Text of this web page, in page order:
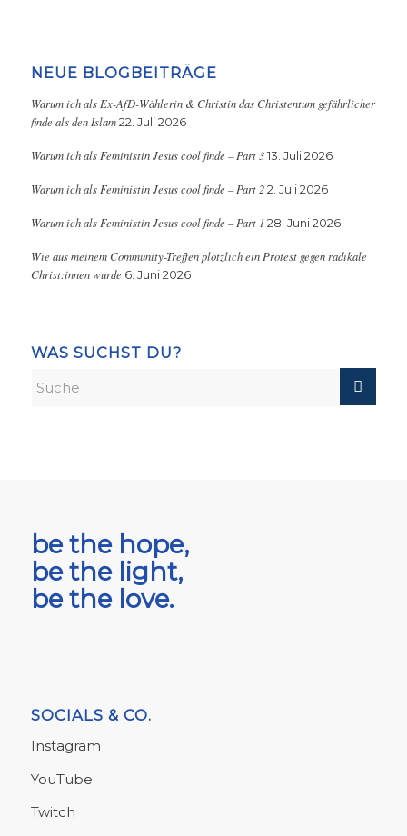
NEUE BLOGBEITRÄGE
Warum ich als Ex-AfD-Wählerin & Christin das Christentum gefährlicher
finde als den Islam 22. Juli 2026
Warum ich als Feministin Jesus cool finde – Part 3 13. Juli 2026
Warum ich als Feministin Jesus cool finde – Part 2 2. Juli 2026
Warum ich als Feministin Jesus cool finde – Part 1 28. Juni 2026
Wie aus meinem Community-Treffen plötzlich ein Protest gegen radikale
Christ:innen wurde 6. Juni 2026
WAS SUCHST DU?
be the hope,
be the light,
be the love.
SOCIALS & CO.
Instagram
YouTube
Twitch